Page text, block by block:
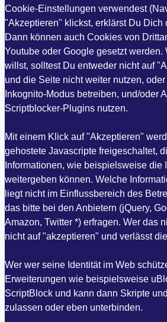
Cookie-Einstellungen verwendest
"Akzeptieren" klickst, erklärst Du Dich
Dann können auch Cookies von
Youtube oder Google gesetzt werden.
willst, solltest Du entweder nicht auf
und die Seite nicht weiter nutzen,
Inkognito-Modus betreiben, und/oder
Scriptblocker-Plugins nutzen.
Mit einem Klick auf "Akzeptieren"
gehostete Javascripte freigeschaltet,
Informationen, wie beispielsweise die
weitergeben können. Welche
liegt nicht im Einflussbereich des
das bitte bei den Anbietern (jQuery,
Amazon, Twitter *) erfragen. Wer das
nicht auf "akzeptieren" und verlässt
Wer wer seine Identität im Web
Erweiterungen wie beispielsweise
ScriptBlock und kann dann Skripte
zulassen oder eben unterbinden.